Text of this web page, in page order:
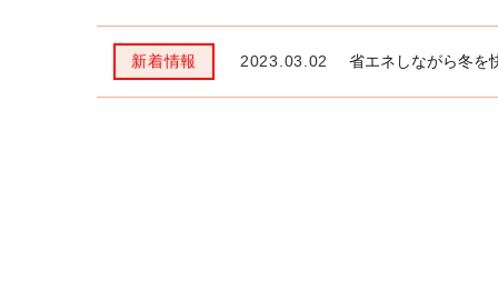
2023.03.02 省エネしながら冬を